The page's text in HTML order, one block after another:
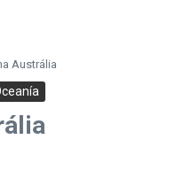
Austrália